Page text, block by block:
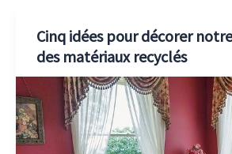
Cinq idées pour décorer
des matériaux recyclés